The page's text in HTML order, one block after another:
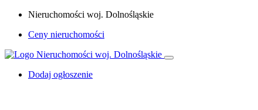
Nieruchomości woj. Dolnośląskie
Ceny nieruchomości
Dodaj ogłoszenie